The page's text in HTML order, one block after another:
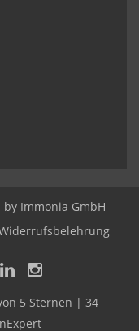
by Immonia GmbH
5 Sternen | 34